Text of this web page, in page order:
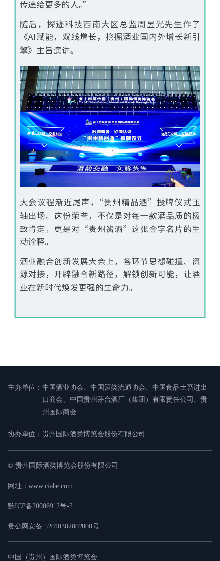
主办单位： 中国酒业协会、中国酒类流通协会、中国食品土畜进出
口商会、中国贵州茅台酒厂（集团）有限责任公司、贵
州国际商会
协办单位： 贵州国际酒类博览会股份有限公司
© 贵州国际酒类博览会股份有限公司
网址：www.ciabe.com
黔ICP备20006912号-2
贵公网安备 52010302002800号
中国（贵州）国际酒类博览会